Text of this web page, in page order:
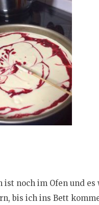
ist noch im Ofen und
bis ich ins Bett